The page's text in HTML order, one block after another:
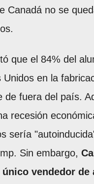
Canadá no se
que el 84% del
Unidos en la
de fuera del país.
recesión
sería
Sin embargo,
vendedor de